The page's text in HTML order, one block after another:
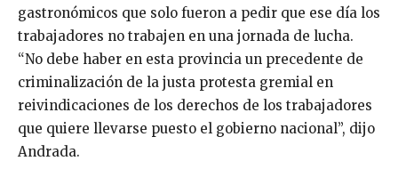
gastronómicos que solo fueron a pedir que ese día los
trabajadores no trabajen en una jornada de lucha.
“No debe haber en esta provincia un precedente de
criminalización de la justa protesta gremial en
reivindicaciones de los derechos de los trabajadores
que quiere llevarse puesto el gobierno nacional”, dijo
Andrada.